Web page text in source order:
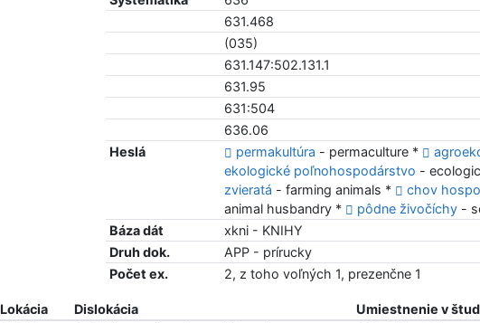
631.468
(035)
631.147:502.131.1
631.95
631:504
636.06
Heslá
permakultúra - permaculture *
ekologické poľnohospodárstvo -
zvieratá - farming animals * chov
animal husbandry *
pôdne živočíchy -
Báza dát
xkni - KNIHY
Druh dok.
APP - prírucky
Počet ex.
2, z toho voľných 1, prezenčne 1
Lokácia Dislokácia Umiestnenie v